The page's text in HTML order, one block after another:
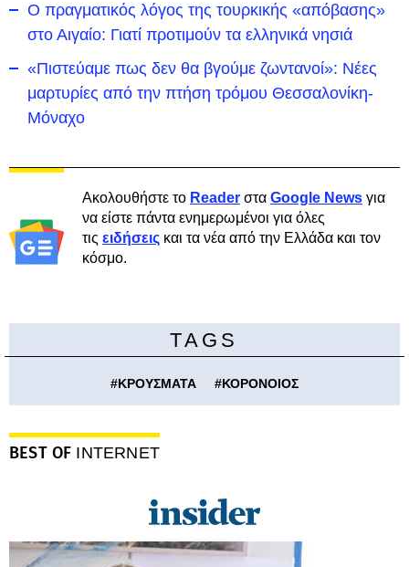
Ο πραγματικός λόγος της τουρκικής «απόβασης»
στο Αιγαίο: Γιατί προτιμούν τα ελληνικά νησιά
«Πιστεύαμε πως δεν θα βγούμε ζωντανοί»: Νέες
μαρτυρίες από την πτήση τρόμου Θεσσαλονίκη-
Μόναχο
Ακολουθήστε το Reader στα Google News για
να είστε πάντα ενημερωμένοι για όλες
τις ειδήσεις και τα νέα από την Ελλάδα και τον
κόσμο.
TAGS
#ΚΡΟΥΣΜΑΤΑ #ΚΟΡΟΝΟΙΟΣ
BEST OF INTERNET